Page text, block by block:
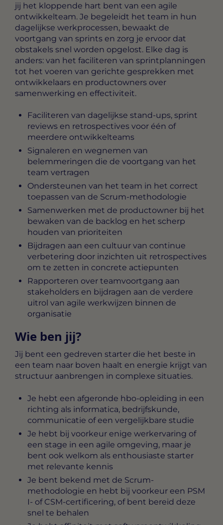
jij het kloppende hart bent van een agile
ontwikkelteam. Je begeleidt het team in hun
dagelijkse werkprocessen, bewaakt de
voortgang van sprints en zorg je ervoor dat
obstakels snel worden opgelost. Elke dag is
anders: van het faciliteren van sprintplanningen
tot het voeren van gerichte gesprekken met
ontwikkelaars en productowners over
samenwerking en effectiviteit.
Faciliteren van dagelijkse stand-ups, sprint
reviews en retrospectives voor één of
meerdere ontwikkelteams
Signaleren en wegnemen van
belemmeringen die de voortgang van het
team vertragen
Ondersteunen van het team in het correct
toepassen van de Scrum-methodologie
Samenwerken met de productowner bij het
bewaken van de backlog en het scherp
houden van prioriteiten
Bijdragen aan een cultuur van continue
verbetering door inzichten uit retrospectives
om te zetten in concrete actiepunten
Rapporteren over teamvoortgang aan
stakeholders en bijdragen aan de verdere
uitrol van agile werkwijzen binnen de
organisatie
Wie ben jij?
Jij bent een gedreven starter die het beste in
een team naar boven haalt en energie krijgt van
structuur aanbrengen in complexe situaties.
Je hebt een afgeronde hbo-opleiding in een
richting als informatica, bedrijfskunde,
communicatie of een vergelijkbare studie
Je hebt bij voorkeur enige werkervaring of
een stage in een agile omgeving, maar je
bent ook welkom als enthousiaste starter
met relevante kennis
Je bent bekend met de Scrum-
methodologie en hebt bij voorkeur een PSM
I- of CSM-certificering, of bent bereid deze
snel te behalen